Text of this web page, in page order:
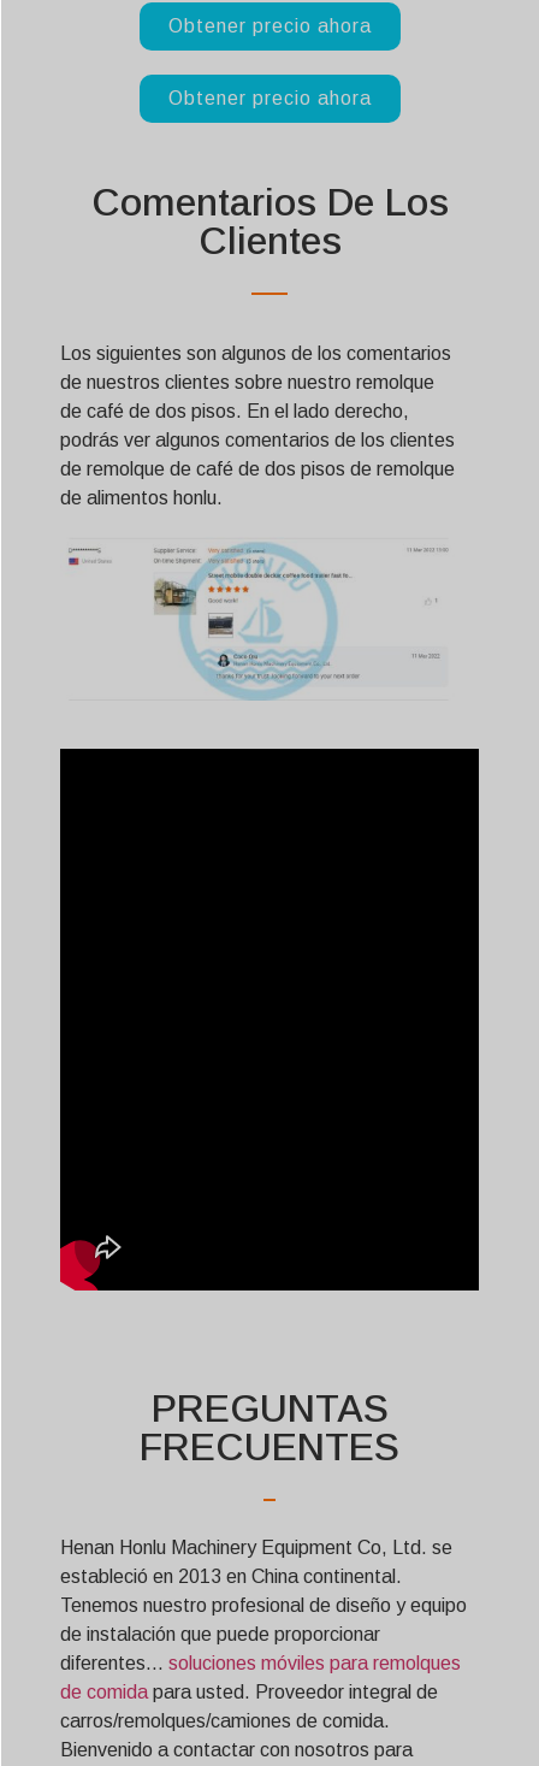
Obtener precio ahora
Obtener precio ahora
Comentarios De Los
Clientes
Los siguientes son algunos de los comentarios
de nuestros clientes sobre nuestro remolque
de café de dos pisos. En el lado derecho,
podrás ver algunos comentarios de los clientes
de remolque de café de dos pisos de remolque
de alimentos honlu.
PREGUNTAS
FRECUENTES
Henan Honlu Machinery Equipment Co, Ltd. se
estableció en 2013 en China continental.
Tenemos nuestro profesional de diseño y equipo
de instalación que puede proporcionar
diferentes... soluciones móviles para remolques
de comida para usted. Proveedor integral de
carros/remolques/camiones de comida.
Bienvenido a contactar con nosotros para